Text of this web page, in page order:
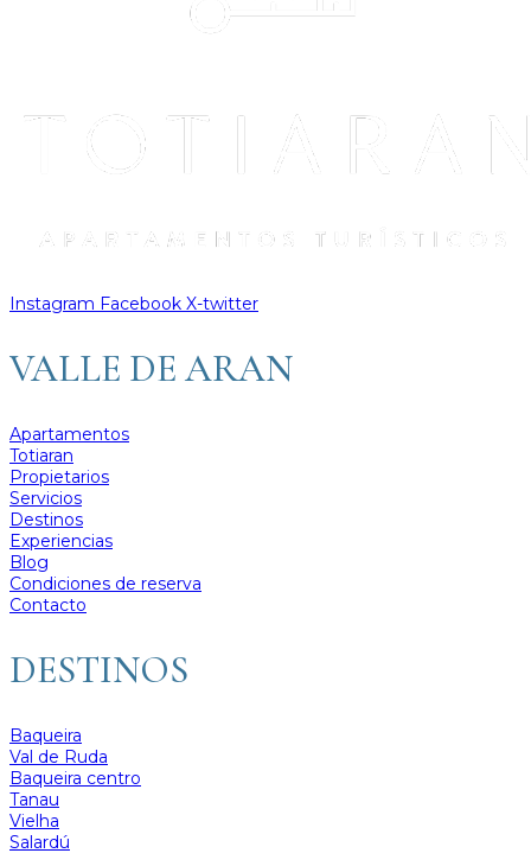
Instagram Facebook X-twitter
VALLE DE ARAN
Apartamentos
Totiaran
Propietarios
Servicios
Destinos
Experiencias
Blog
Condiciones de reserva
Contacto
DESTINOS
Baqueira
Val de Ruda
Baqueira centro
Tanau
Vielha
Salardú